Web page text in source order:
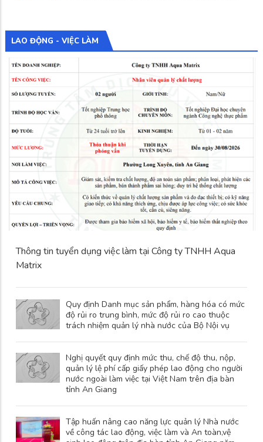
LAO ĐỘNG - VIỆC LÀM
Thông tin tuyển dụng việc làm tại Công ty TNHH Aqua
Matrix
Quy định Danh mục sản phẩm, hàng hóa có mức
độ rủi ro trung bình, mức độ rủi ro cao thuộc
trách nhiệm quản lý nhà nước của Bộ Nội vụ
Nghị quyết quy định mức thu, chế độ thu, nộp,
quản lý lệ phí cấp giấy phép lao động cho người
nước ngoài làm việc tại Việt Nam trên địa bàn
tỉnh An Giang
Tập huấn nâng cao năng lực quản lý Nhà nước
về công tác lao động, việc làm và An toàn,vệ